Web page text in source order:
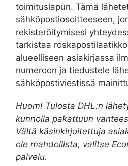
toimituslapun. Tämä
sähköpostiosoitteeseen,
rekisteröitymisesi
tarkistaa
alueelliseen asiakirjassa
numeroon ja tiedustele
sähköpostiviestissä
Huom! Tulosta DHL:n
kunnolla pakattuun
Vältä käsinkirjoitettuja
ole mahdollista, valitse
palvelu.